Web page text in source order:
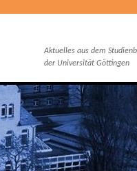
Aktuelles aus dem
der Universität Göttingen